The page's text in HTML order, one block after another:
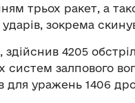
трьох ракет, а
ударів, зокрема
здійснив 4205
систем залпового
для уражень 1406